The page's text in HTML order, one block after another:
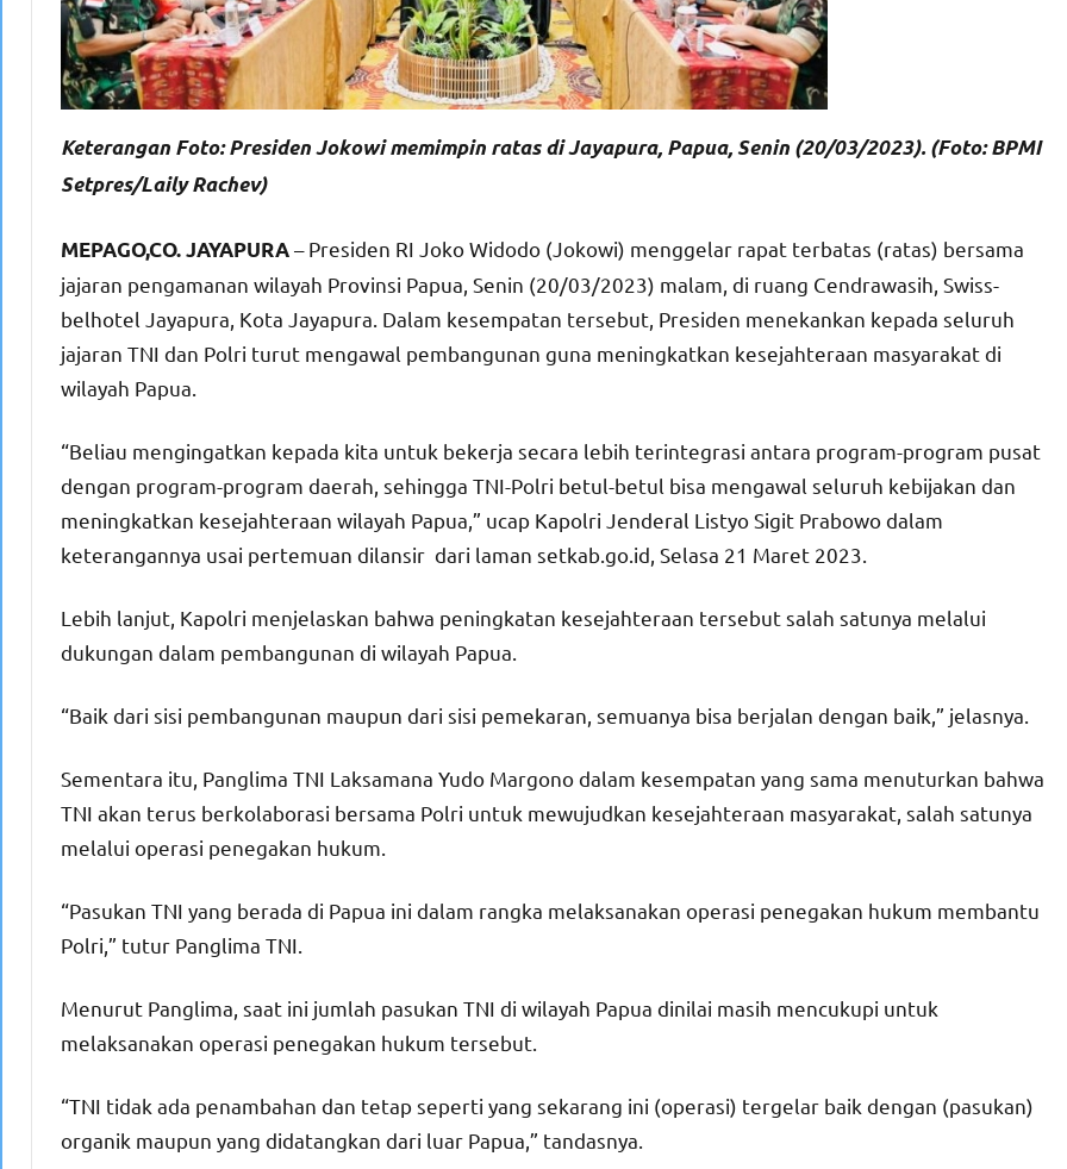
Keterangan Foto: Presiden Jokowi memimpin ratas di Jayapura, Papua, Senin (20/03/2023). (Foto: BPMI
Setpres/Laily Rachev)
MEPAGO,CO. JAYAPURA– Presiden RI Joko Widodo (Jokowi) menggelar rapat terbatas (ratas) bersama
jajaran pengamanan wilayah Provinsi Papua, Senin (20/03/2023) malam, di ruang Cendrawasih, Swiss-
belhotel Jayapura, Kota Jayapura. Dalam kesempatan tersebut, Presiden menekankan kepada seluruh
jajaran TNI dan Polri turut mengawal pembangunan guna meningkatkan kesejahteraan masyarakat di
wilayah Papua.
“Beliau mengingatkan kepada kita untuk bekerja secara lebih terintegrasi antara program-program pusat
dengan program-program daerah, sehingga TNI-Polri betul-betul bisa mengawal seluruh kebijakan dan
meningkatkan kesejahteraan wilayah Papua,” ucap Kapolri Jenderal Listyo Sigit Prabowo dalam
keterangannya usai pertemuan dilansir dari laman setkab.go.id, Selasa 21 Maret 2023.
Lebih lanjut, Kapolri menjelaskan bahwa peningkatan kesejahteraan tersebut salah satunya melalui
dukungan dalam pembangunan di wilayah Papua.
“Baik dari sisi pembangunan maupun dari sisi pemekaran, semuanya bisa berjalan dengan baik,” jelasnya.
Sementara itu, Panglima TNI Laksamana Yudo Margono dalam kesempatan yang sama menuturkan bahwa
TNI akan terus berkolaborasi bersama Polri untuk mewujudkan kesejahteraan masyarakat, salah satunya
melalui operasi penegakan hukum.
“Pasukan TNI yang berada di Papua ini dalam rangka melaksanakan operasi penegakan hukum membantu
Polri,” tutur Panglima TNI.
Menurut Panglima, saat ini jumlah pasukan TNI di wilayah Papua dinilai masih mencukupi untuk
melaksanakan operasi penegakan hukum tersebut.
“TNI tidak ada penambahan dan tetap seperti yang sekarang ini (operasi) tergelar baik dengan (pasukan)
organik maupun yang didatangkan dari luar Papua,” tandasnya.